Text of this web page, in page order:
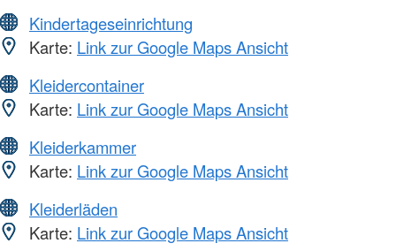
Kindertageseinrichtung
Karte: Link zur Google Maps Ansicht
Kleidercontainer
Karte: Link zur Google Maps Ansicht
Kleiderkammer
Karte: Link zur Google Maps Ansicht
Kleiderläden
Karte: Link zur Google Maps Ansicht